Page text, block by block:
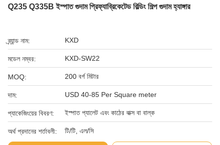
Q235 Q335B ইস্পাত গুদাম প্রিফ্যাব্রিকেটেড বিল্ডিং শিল্প গুদাম হ্যাঙ্গার
ব্র্যান্ড নাম: KXD
মডেল নম্বর: KXD-SW22
MOQ: 200 বর্গ মিটার
দাম: USD 40-85 Per Square meter
প্যাকেজিংয়ের বিবরণ: ইস্পাত প্যালেট এবং কাঠের বাক্স বা বাল্ক
অর্থ প্রদানের শর্তাবলী: টি/টি, এল/সি